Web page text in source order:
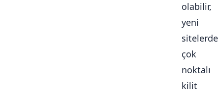
olabilir,
yeni
sitelerde
çok
noktalı
kilit